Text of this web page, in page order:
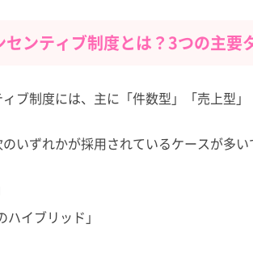
ンティブ制度とは？3つの主要
ブ制度には、主に「件数型」「売上型」
いずれかが採用されているケースが多い
ハイブリッド」